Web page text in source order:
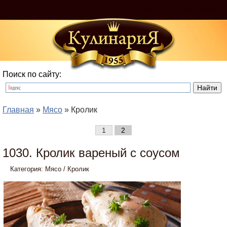
Поиск по сайту:
Главная » Мясо » Кролик
1 2
1030. Кролик вареный с соусом
Категория: Мясо / Кролик